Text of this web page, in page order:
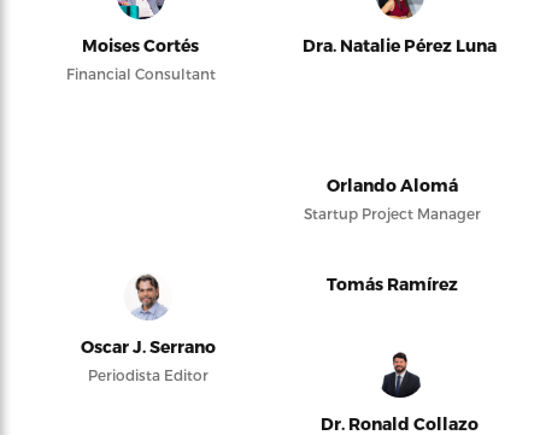
Moises Cortés
Financial Consultant
Dra. Natalie Pérez Luna
Orlando Alomá
Startup Project Manager
Oscar J. Serrano
Periodista Editor
Tomás Ramírez
Dr. Ronald Collazo